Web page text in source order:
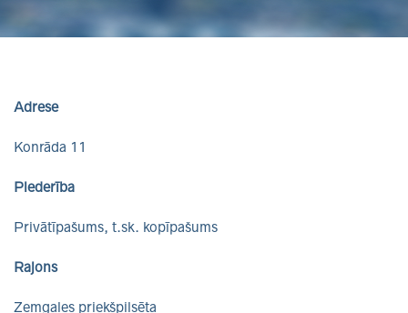
Adrese
Konrāda 11
Piederība
Privātīpašums, t.sk. kopīpašums
Rajons
Zemgales priekšpilsēta